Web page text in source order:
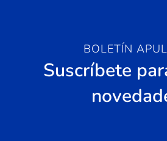
BOLETÍN
Suscríbete